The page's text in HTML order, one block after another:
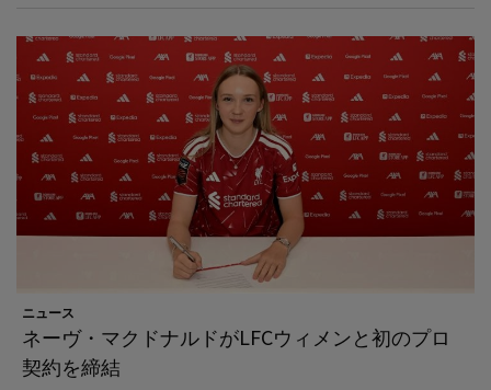
ニュース
ネーヴ・マクドナルドがLFCウィメンと初のプロ
契約を締結